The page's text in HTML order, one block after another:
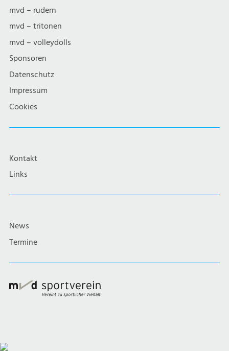
mvd – rudern
mvd – tritonen
mvd – volleydolls
Sponsoren
Datenschutz
Impressum
Cookies
Kontakt
Links
News
Termine